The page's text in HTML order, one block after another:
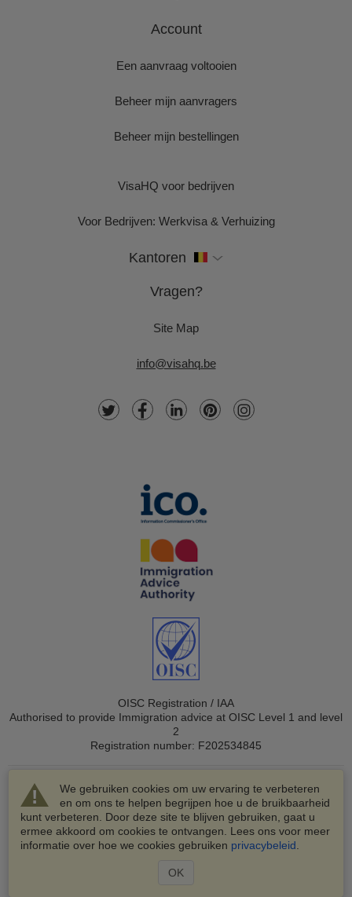
We gebruiken cookies om uw ervaring te verbeteren
en om ons te helpen begrijpen hoe u de bruikbaarheid
kunt verbeteren. Door deze site te blijven gebruiken, gaat u
ermee akkoord om cookies te ontvangen. Lees ons voor meer
informatie over hoe we cookies gebruiken privacybeleid
OK
Account
Een aanvraag voltooien
Beheer mijn aanvragers
Beheer mijn bestellingen
VisaHQ voor bedrijven
Voor Bedrijven: Werkvisa & Verhuizing
Kantoren
Vragen?
Site Map
info@visahq.be
OISC Registration / IAA
Authorised to provide Immigration advice at OISC Level 1 and level
2
Registration number: F202534845
© 2003-2026 VisaHQ.com, Inc. Alle rechten voorbehouden.
VisaHQ en het VisaHQ-logo zijn geregistreerde
handelsmerken van VisaHQ.com, Inc.